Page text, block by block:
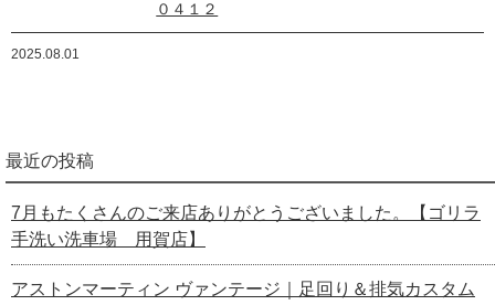
０４１２
2025.08.01
最近の投稿
7月もたくさんのご来店ありがとうございました。【ゴリラ
手洗い洗車場 用賀店】
アストンマーティン ヴァンテージ｜足回り＆排気カスタム